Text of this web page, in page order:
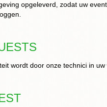
opgeleverd, zodat uw
wordt door onze technici in